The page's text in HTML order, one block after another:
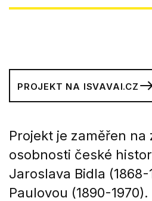
PROJEKT NA ISVAVAI.CZ
Projekt je zaměřen
osobnosti české
Jaroslava Bidla
Paulovou (1890-